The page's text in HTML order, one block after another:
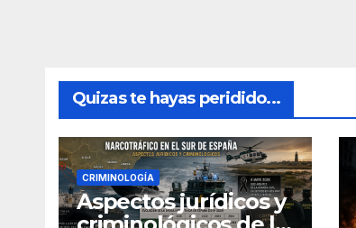
Quizas te hayas peridido...
CRIMINOLOGÍA
Aspectos jurídicos y